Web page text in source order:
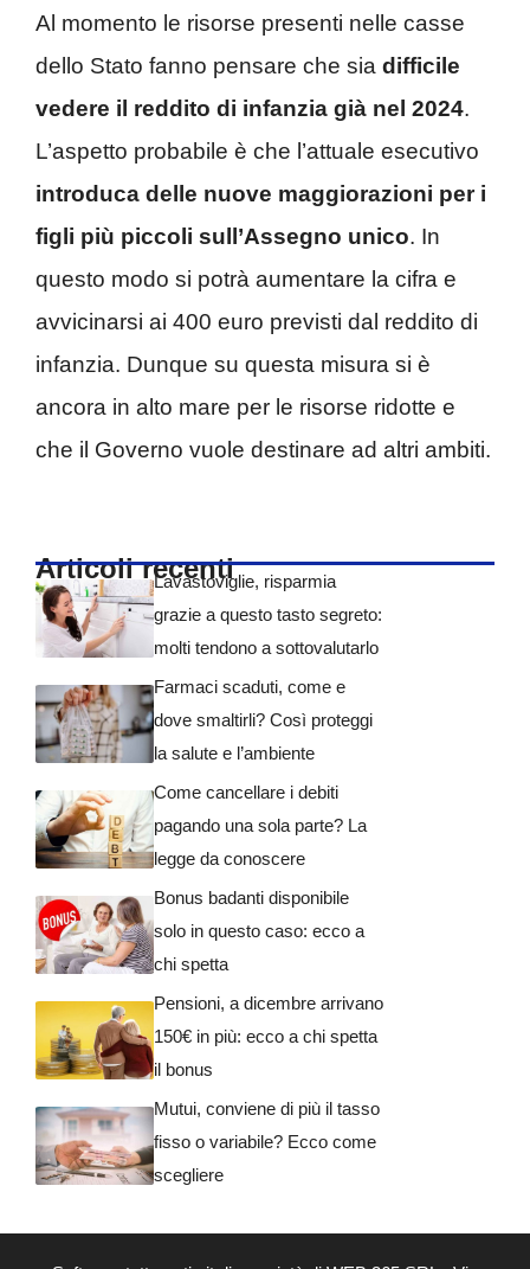
Al momento le risorse presenti nelle casse
dello Stato fanno pensare che sia difficile
vedere il reddito di infanzia già nel 2024.
L’aspetto probabile è che l’attuale esecutivo
introduca delle nuove maggiorazioni per i
figli più piccoli sull’Assegno unico. In
questo modo si potrà aumentare la cifra e
avvicinarsi ai 400 euro previsti dal reddito di
infanzia. Dunque su questa misura si è
ancora in alto mare per le risorse ridotte e
che il Governo vuole destinare ad altri ambiti.
Articoli recentiLavastoviglie, risparmia
grazie a questo tasto segreto:
molti tendono a sottovalutarlo
Farmaci scaduti, come e
dove smaltirli? Così proteggi
la salute e l’ambiente
Come cancellare i debiti
pagando una sola parte? La
legge da conoscere
Bonus badanti disponibile
solo in questo caso: ecco a
chi spetta
Pensioni, a dicembre arrivano
150€ in più: ecco a chi spetta
il bonus
Mutui, conviene di più il tasso
fisso o variabile? Ecco come
scegliere